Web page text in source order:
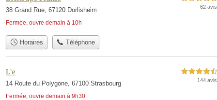
38 Grand Rue, 67120 Dorlisheim
Fermée, ouvre demain à 10h
62 avis
Horaires Téléphone
L'e
14 Route du Polygone, 67100 Strasbourg
Fermée, ouvre demain à 9h30
4,5 étoiles sur 5
144 avis